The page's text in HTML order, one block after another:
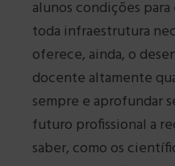
alunos condições
toda infraestrutura
oferece, ainda, o
docente altamente
sempre e aprofundar
futuro profissional a
saber, como os